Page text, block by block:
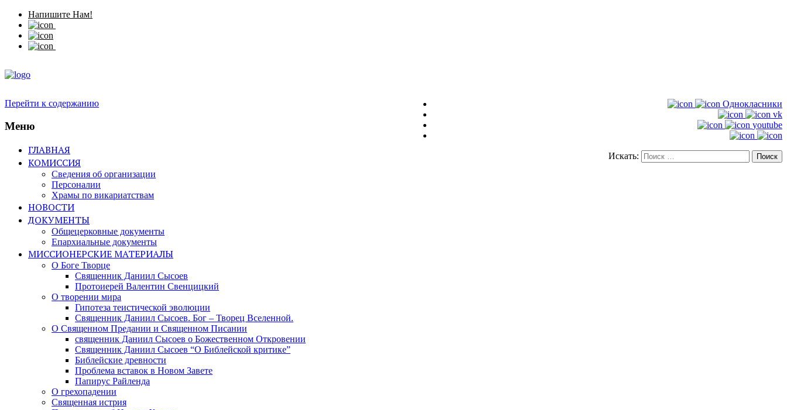
Напишите Нам!
Однокласники
vk
youtube
Искать:
Перейти к содержанию
Меню
ГЛАВНАЯ
КОМИССИЯ
Сведения об организации
Персоналии
Храмы по викариатствам
НОВОСТИ
ДОКУМЕНТЫ
Общецерковные документы
Епархиальные документы
МИССИОНЕРСКИЕ МАТЕРИАЛЫ
О Боге Творце
Священник Даниил Сысоев
Протоиерей Валентин Свенцицкий
О творении мира
Гипотеза теистической эволюции
Священник Даниил Сысоев. Бог – Творец Вселенной.
О Священном Предании и Священном Писании
священник Даниил Сысоев о Божественном Откровении
Священник Даниил Сысоев “О Библейской критике”
Библейские древности
Проблема вставок в Новом Завете
Папирус Райленда
О грехопадении
Священная истрия